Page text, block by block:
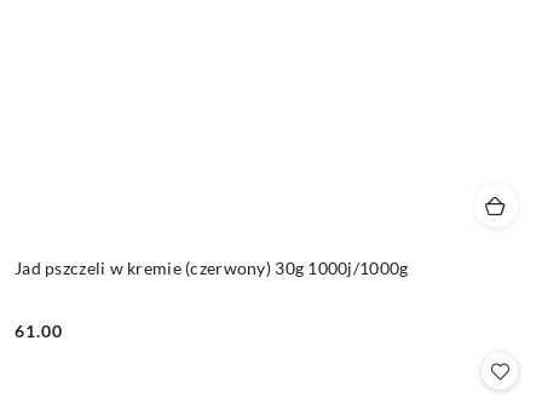
Jad pszczeli w kremie (czerwony) 30g 1000j/1000g
Cena:
61.00